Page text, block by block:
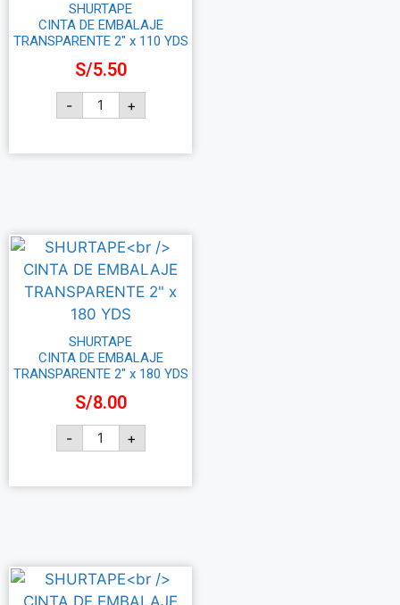
SHURTAPE
CINTA DE EMBALAJE
TRANSPARENTE 2″ x 110 YDS
S/5.50
-
+
SHURTAPE
CINTA DE EMBALAJE
TRANSPARENTE 2″ x 180 YDS
S/8.00
-
+